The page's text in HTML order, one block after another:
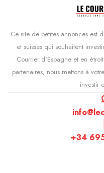
Ce site de petites annonces est
et suisses qui souhaitent
Courrier d'Espagne et en
partenaires, nous mettons à
investir
+34